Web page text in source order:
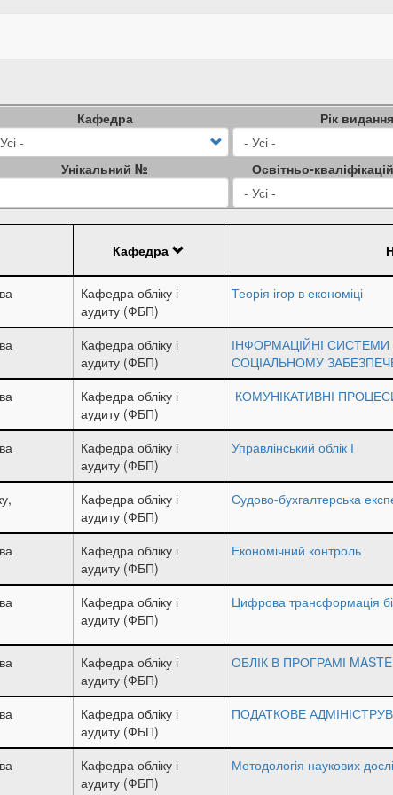
Кафедра Рік видання
Унікальний № Освітньо-
Кафедра
Кафедра обліку і
аудиту (ФБП)
Теорія ігор в економіці
Кафедра обліку і
аудиту (ФБП)
ІНФОРМАЦІЙНІ СИСТЕМИ
СОЦІАЛЬНОМУ
Кафедра обліку і
аудиту (ФБП)
КОМУНІКАТИВНІ
Кафедра обліку і
аудиту (ФБП)
Управлінський облік І
Кафедра обліку і
аудиту (ФБП)
Судово-бухгалтерська
Кафедра обліку і
аудиту (ФБП)
Економічний контроль
Кафедра обліку і
аудиту (ФБП)
Цифрова трансформація
Кафедра обліку і
аудиту (ФБП)
ОБЛІК В ПРОГРАМІ
Кафедра обліку і
аудиту (ФБП)
ПОДАТКОВЕ
Кафедра обліку і
аудиту (ФБП)
Методологія наукових